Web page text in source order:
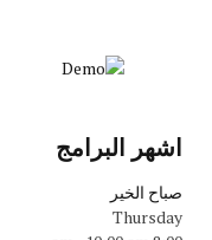
اشهر البرامج
صباح الخير
Thursday